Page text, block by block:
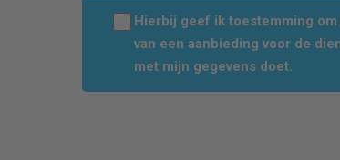
Hierbij geef ik toestemming
van een aanbieding voor de
met mijn gegevens doet.